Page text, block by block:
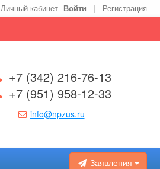
Личный кабинет Войти | Регистрация
+7 (342) 216-76-13
+7 (951) 958-12-33
info@npzus.ru
Заявления